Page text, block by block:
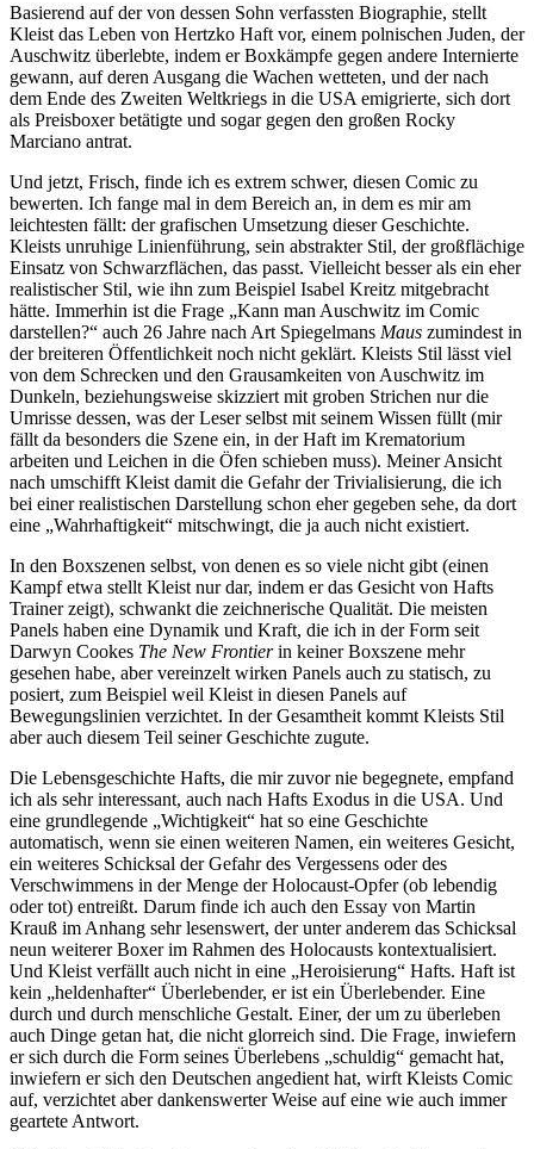
Basierend auf der von dessen Sohn verfassten Biographie, stellt
Kleist das Leben von Hertzko Haft vor, einem polnischen Juden, der
Auschwitz überlebte, indem er Boxkämpfe gegen andere Internierte
gewann, auf deren Ausgang die Wachen wetteten, und der nach
dem Ende des Zweiten Weltkriegs in die USA emigrierte, sich dort
als Preisboxer betätigte und sogar gegen den großen Rocky
Marciano antrat.
Und jetzt, Frisch, finde ich es extrem schwer, diesen Comic zu
bewerten. Ich fange mal in dem Bereich an, in dem es mir am
leichtesten fällt: der grafischen Umsetzung dieser Geschichte.
Kleists unruhige Linienführung, sein abstrakter Stil, der großflächige
Einsatz von Schwarzflächen, das passt. Vielleicht besser als ein eher
realistischer Stil, wie ihn zum Beispiel Isabel Kreitz mitgebracht
hätte. Immerhin ist die Frage „Kann man Auschwitz im Comic
darstellen?“ auch 26 Jahre nach Art Spiegelmans Maus zumindest in
der breiteren Öffentlichkeit noch nicht geklärt. Kleists Stil lässt viel
von dem Schrecken und den Grausamkeiten von Auschwitz im
Dunkeln, beziehungsweise skizziert mit groben Strichen nur die
Umrisse dessen, was der Leser selbst mit seinem Wissen füllt (mir
fällt da besonders die Szene ein, in der Haft im Krematorium
arbeiten und Leichen in die Öfen schieben muss). Meiner Ansicht
nach umschifft Kleist damit die Gefahr der Trivialisierung, die ich
bei einer realistischen Darstellung schon eher gegeben sehe, da dort
eine „Wahrhaftigkeit“ mitschwingt, die ja auch nicht existiert.
In den Boxszenen selbst, von denen es so viele nicht gibt (einen
Kampf etwa stellt Kleist nur dar, indem er das Gesicht von Hafts
Trainer zeigt), schwankt die zeichnerische Qualität. Die meisten
Panels haben eine Dynamik und Kraft, die ich in der Form seit
Darwyn Cookes The New Frontierin keiner Boxszene mehr
gesehen habe, aber vereinzelt wirken Panels auch zu statisch, zu
posiert, zum Beispiel weil Kleist in diesen Panels auf
Bewegungslinien verzichtet. In der Gesamtheit kommt Kleists Stil
aber auch diesem Teil seiner Geschichte zugute.
Die Lebensgeschichte Hafts, die mir zuvor nie begegnete, empfand
ich als sehr interessant, auch nach Hafts Exodus in die USA. Und
eine grundlegende „Wichtigkeit“ hat so eine Geschichte
automatisch, wenn sie einen weiteren Namen, ein weiteres Gesicht,
ein weiteres Schicksal der Gefahr des Vergessens oder des
Verschwimmens in der Menge der Holocaust-Opfer (ob lebendig
oder tot) entreißt. Darum finde ich auch den Essay von Martin
Krauß im Anhang sehr lesenswert, der unter anderem das Schicksal
neun weiterer Boxer im Rahmen des Holocausts kontextualisiert.
Und Kleist verfällt auch nicht in eine „Heroisierung“ Hafts. Haft ist
kein „heldenhafter“ Überlebender, er ist ein Überlebender. Eine
durch und durch menschliche Gestalt. Einer, der um zu überleben
auch Dinge getan hat, die nicht glorreich sind. Die Frage, inwiefern
er sich durch die Form seines Überlebens „schuldig“ gemacht hat,
inwiefern er sich den Deutschen angedient hat, wirft Kleists Comic
auf, verzichtet aber dankenswerter Weise auf eine wie auch immer
geartete Antwort.